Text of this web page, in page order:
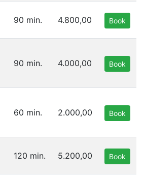
90 min. 4.800,00 Book
90 min. 4.000,00 Book
60 min. 2.000,00 Book
120 min. 5.200,00 Book